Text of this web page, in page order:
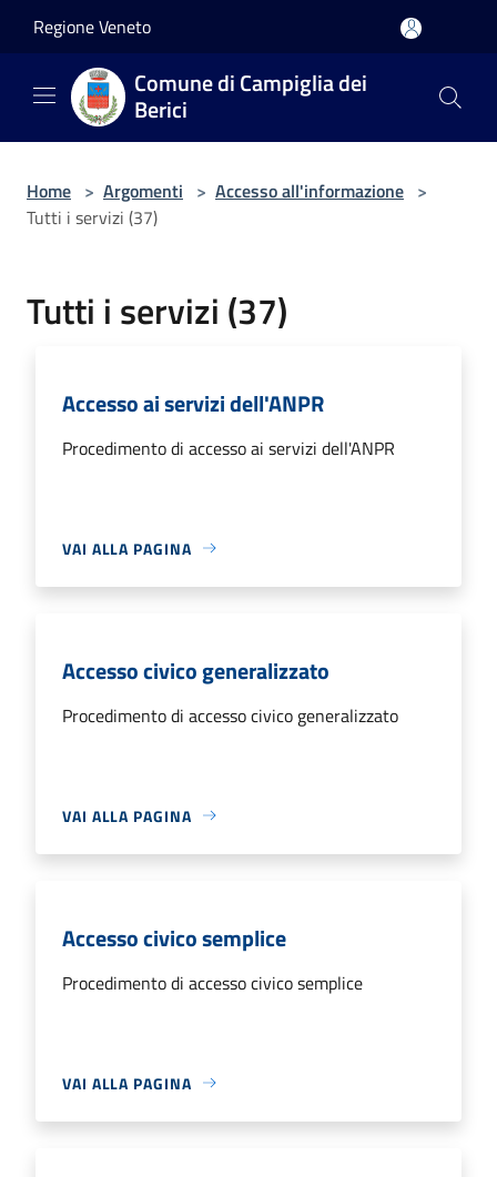
Regione Veneto
Comune di Campiglia dei
Berici
Home > Argomenti > Accesso all'informazione >
Tutti i servizi (37)
Tutti i servizi (37)
Accesso ai servizi dell'ANPR
Procedimento di accesso ai servizi dell'ANPR
VAI ALLA PAGINA
Accesso civico generalizzato
Procedimento di accesso civico generalizzato
VAI ALLA PAGINA
Accesso civico semplice
Procedimento di accesso civico semplice
VAI ALLA PAGINA